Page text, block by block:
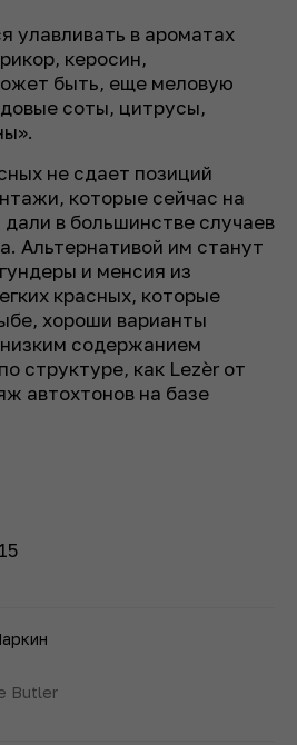
улавливать в ароматах
керосин,
быть, еще меловую
соты, цитрусы,
не сдает позиций
которые сейчас на
в большинстве случаев
Альтернативой им станут
и менсия из
красных, которые
хороши варианты
содержанием
структуре, как Lezèr от
автохтонов на базе
Butler